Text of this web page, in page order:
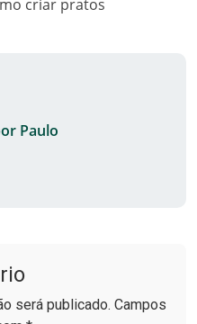
será publicado. Campos
*